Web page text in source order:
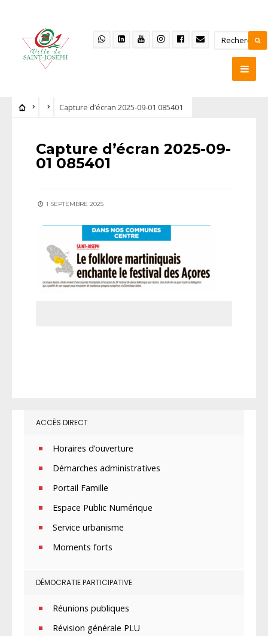
Capture d’écran 2025-09-01 085401
Capture d’écran 2025-09-
01 085401
1 SEPTEMBRE 2025
ACCÈS DIRECT
Horaires d’ouverture
Démarches administratives
Portail Famille
Espace Public Numérique
Service urbanisme
Moments forts
DÉMOCRATIE PARTICIPATIVE
Réunions publiques
Révision générale PLU